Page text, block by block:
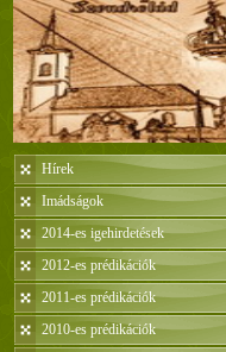
Hírek
Imádságok
2014-es igehirdetések
2012-es prédikációk
2011-es prédikációk
2010-es prédikációk